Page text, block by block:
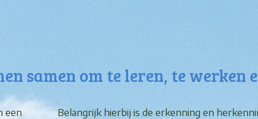
samen om te leren, te werken
een
Belangrijk hierbij is de erkenning en